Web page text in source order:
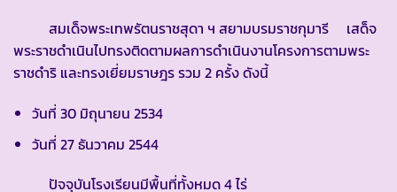
สมเด็จพระเทพรัตนราชสุดา ฯ สยามบรมราชกุมารี เสด็จ
พระราชดำเนินไปทรงติดตามผลการดำเนินงานโครงการตามพระ
ราชดำริ และทรงเยี่ยมราษฎร รวม 2 ครั้ง ดังนี้
วันที่ 30 มิถุนายน 2534
วันที่ 27 ธันวาคม 2544
ปัจจุบันโรงเรียนมีพื้นที่ทั้งหมด 4 ไร่